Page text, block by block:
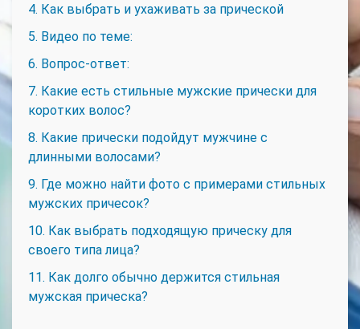
4. Как выбрать и ухаживать за прической
5. Видео по теме:
6. Вопрос-ответ:
7. Какие есть стильные мужские прически для
коротких волос?
8. Какие прически подойдут мужчине с
длинными волосами?
9. Где можно найти фото с примерами стильных
мужских причесок?
10. Как выбрать подходящую прическу для
своего типа лица?
11. Как долго обычно держится стильная
мужская прическа?